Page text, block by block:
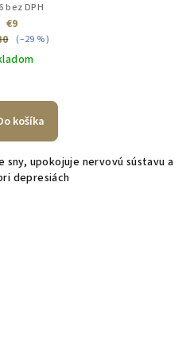
bez DPH
€9
(–29 %)
košíka
sny, upokojuje nervovú sústavu a
depresiách